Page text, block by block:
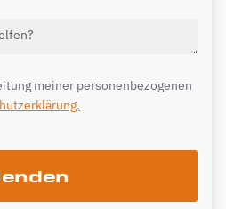
meiner personenbezogenen